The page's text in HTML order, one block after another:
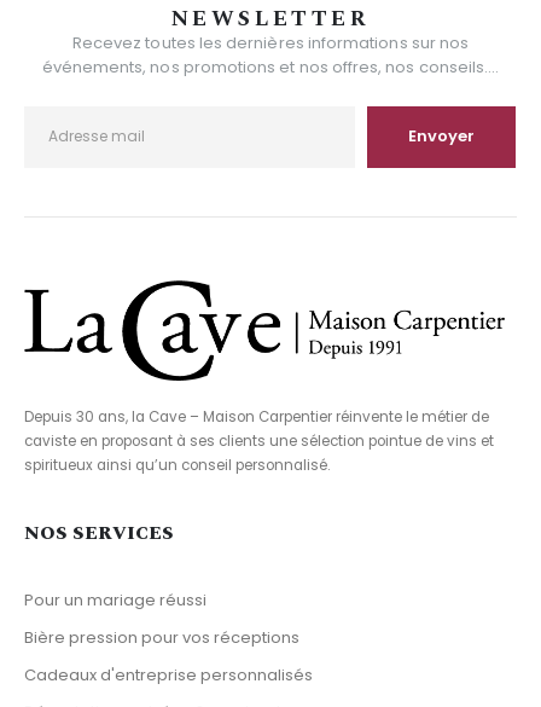
NEWSLETTER
Recevez toutes les dernières informations sur nos
événements, nos promotions et nos offres, nos conseils....
Depuis 30 ans, la Cave – Maison Carpentier réinvente le métier de
caviste en proposant à ses clients une sélection pointue de vins et
spiritueux ainsi qu’un conseil personnalisé.
NOS SERVICES
Pour un mariage réussi
Bière pression pour vos réceptions
Cadeaux d'entreprise personnalisés